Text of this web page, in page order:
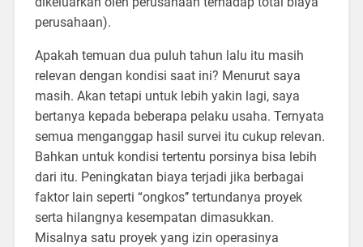
perusahaan).
Apakah temuan dua puluh tahun lalu itu masih
relevan dengan kondisi saat ini? Menurut saya
masih. Akan tetapi untuk lebih yakin lagi, saya
bertanya kepada beberapa pelaku usaha. Ternyata
semua menganggap hasil survei itu cukup relevan.
Bahkan untuk kondisi tertentu porsinya bisa lebih
dari itu. Peningkatan biaya terjadi jika berbagai
faktor lain seperti “ongkos’’ tertundanya proyek
serta hilangnya kesempatan dimasukkan.
Misalnya satu proyek yang izin operasinya